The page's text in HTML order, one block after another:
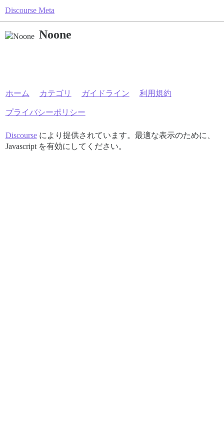
Discourse Meta
Noone
ホーム カテゴリ ガイドライン 利用規約
プライバシーポリシー
Discourseにより提供されています。最適な表示のために、
Javascript を有効にしてください。